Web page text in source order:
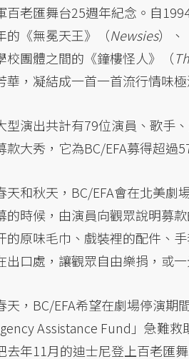
百老匯舞台25週年紀念。自
的《無冕天王》（Newsies）、
校團體之間的《鐘樓怪人》（
華，凝結成一首一首流行情味
型演出共計有79位演員、歌手
款大秀，它為BC/EFA募得超過
天和秋天，BC/EFA會在北美劇
的時候，由演員向觀眾說明募
的原味毛巾、戲裝裡的配件、
出口處，讓觀眾自由樂捐，或
天，BC/EFA希望在劇場停演期
Assistance Fund」急難
去年11月的迪士尼登上百老匯